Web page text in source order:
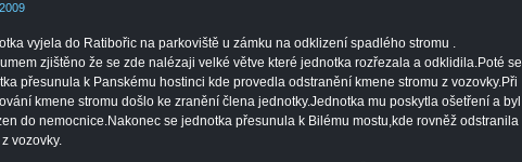
vyjela do Ratibořic na parkoviště u zámku na odklizení spadlého stromu .
zjištěno že se zde nalézaji velké větve které jednotka rozřezala a odklidila.Poté se
přesunula k Panskému hostinci kde provedla odstranění kmene stromu z vozovky.Při
kmene stromu došlo ke zranění člena jednotky.Jednotka mu poskytla ošetření a byl
do nemocnice.Nakonec se jednotka přesunula k Bilému mostu,kde rovněž odstranila
vozovky.